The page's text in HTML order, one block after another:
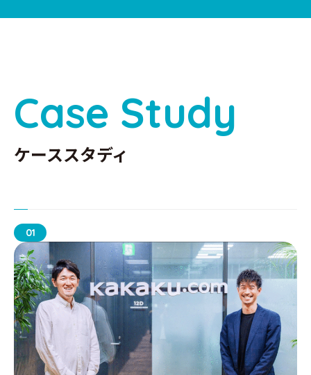
Case Study
ケーススタディ
01